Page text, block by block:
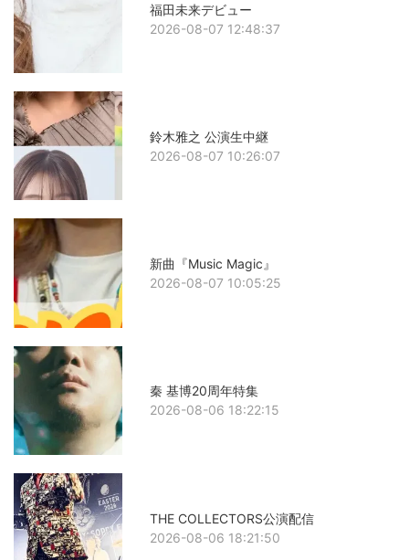
福田未来デビュー
2026-08-07 12:48:37
鈴木雅之 公演生中継
2026-08-07 10:26:07
新曲『Music Magic』
2026-08-07 10:05:25
秦 基博20周年特集
2026-08-06 18:22:15
THE COLLECTORS公演配信
2026-08-06 18:21:50